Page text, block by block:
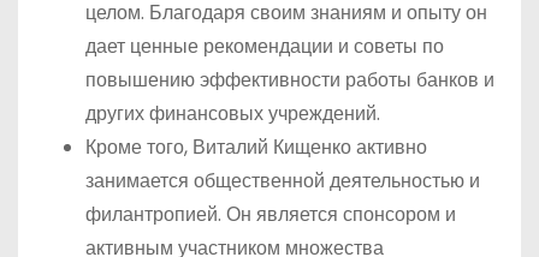
целом. Благодаря своим знаниям и опыту он
дает ценные рекомендации и советы по
повышению эффективности работы банков и
других финансовых учреждений.
Кроме того, Виталий Кищенко активно
занимается общественной деятельностью и
филантропией. Он является спонсором и
активным участником множества